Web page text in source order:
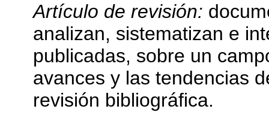
Artículo de revisión:
analizan, sistematizan e
publicadas, sobre un
avances y las tendencias
revisión bibliográfica.